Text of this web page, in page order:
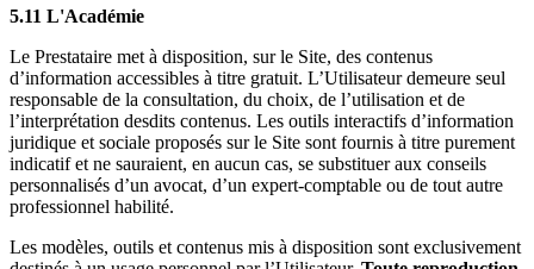
5.11 L'Académie
Le Prestataire met à disposition, sur le Site, des contenus
d’information accessibles à titre gratuit. L’Utilisateur demeure seul
responsable de la consultation, du choix, de l’utilisation et de
l’interprétation desdits contenus. Les outils interactifs d’information
juridique et sociale proposés sur le Site sont fournis à titre purement
indicatif et ne sauraient, en aucun cas, se substituer aux conseils
personnalisés d’un avocat, d’un expert-comptable ou de tout autre
professionnel habilité.
Les modèles, outils et contenus mis à disposition sont exclusivement